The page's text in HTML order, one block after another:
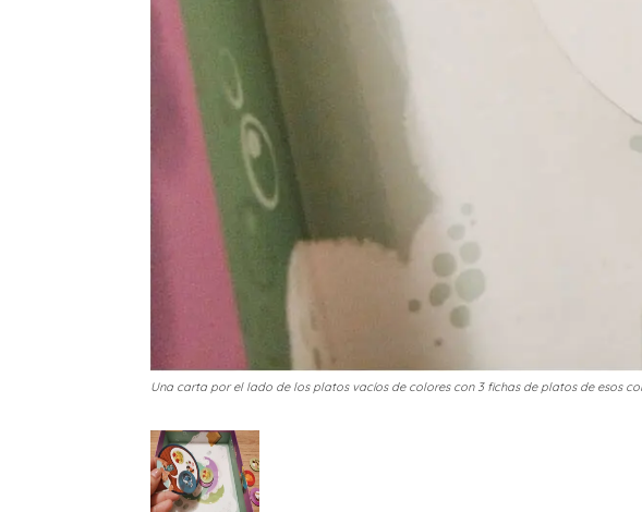
Una carta por el lado de los platos vacíos de colores con 3 fichas de platos de esos